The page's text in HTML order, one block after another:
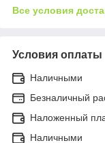
Все условия
Условия оплаты
Наличными
Безналичный
Наложенный
Наличными